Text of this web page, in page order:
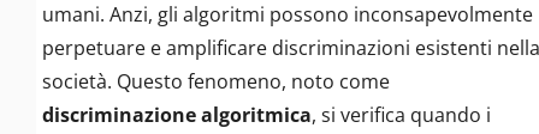
umani. Anzi, gli algoritmi possono inconsapevolmente
perpetuare e amplificare discriminazioni esistenti nella
società. Questo fenomeno, noto come
discriminazione algoritmica, si verifica quando i